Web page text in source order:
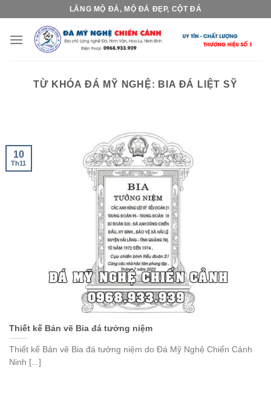
content
LĂNG MỘ ĐÁ, MỘ ĐÁ ĐẸP, CỘT ĐÁ
TỪ KHÓA ĐÁ MỸ NGHỆ: BIA ĐÁ LIỆT SỸ
Thiết kế Bản vẽ Bia đá tưởng niệm
Thiết kế Bản vẽ Bia đá tưởng niệm do Đá Mỹ Nghệ Chiến Cảnh
Ninh [...]
10
Th11